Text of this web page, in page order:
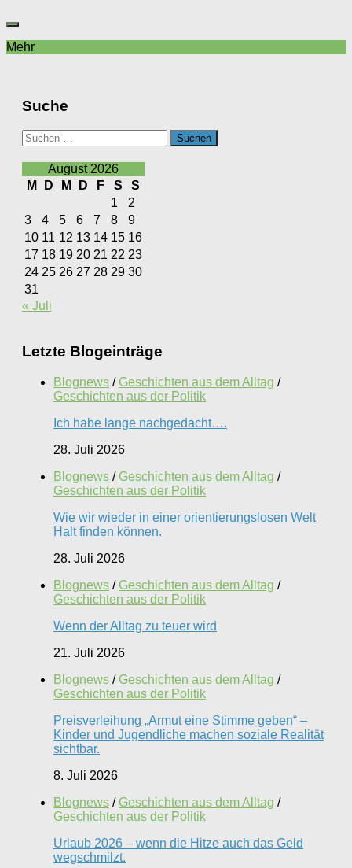
Mehr
Suche
Suchen
nach:
August 2026
M
D M D F S
S
1
2
3
4 5 6 7 8
9
10 11 12 13 14 15 16
17 18 19 20 21 22 23
24 25 26 27 28 29 30
31
« Juli
Letzte Blogeinträge
Blognews / Geschichten aus dem Alltag /
Geschichten aus der Politik
Ich habe lange nachgedacht….
28. Juli 2026
Blognews / Geschichten aus dem Alltag /
Geschichten aus der Politik
Wie wir wieder in einer orientierungslosen Welt
Halt finden können.
28. Juli 2026
Blognews / Geschichten aus dem Alltag /
Geschichten aus der Politik
Wenn der Alltag zu teuer wird
21. Juli 2026
Blognews / Geschichten aus dem Alltag /
Geschichten aus der Politik
Preisverleihung „Armut eine Stimme geben“ –
Kinder und Jugendliche machen soziale Realität
sichtbar.
8. Juli 2026
Blognews / Geschichten aus dem Alltag /
Geschichten aus der Politik
Urlaub 2026 – wenn die Hitze auch das Geld
wegschmilzt.